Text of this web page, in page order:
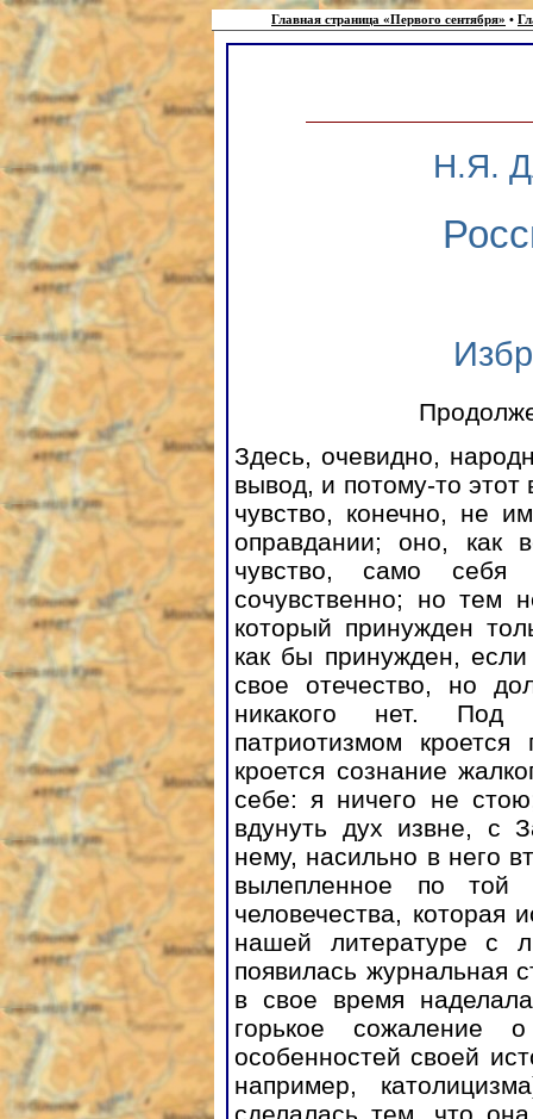
Главная страница «Первого сентября» •
Н.Я.
Здесь, очевидно,
вывод, и потому-то этот
чувство, конечно, не
оправдании; оно, как
чувство, само себя
сочувственно; но тем
который принужден
как бы принужден,
свое отечество, но
никакого нет. Под
патриотизмом
кроется сознание
себе: я ничего не
вдунуть дух извне, с
нему, насильно в него
вылепленное по той
человечества, которая
нашей литературе с
появилась журнальная
в свое время
горькое сожаление
особенностей своей
например,